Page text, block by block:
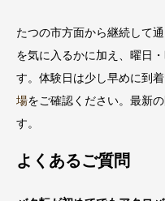
たつの市方面から継続して
を気に入るかに加え、曜日
す。体験日は少し早めに到着
場をご確認ください。最新
す。
よくあるご質問